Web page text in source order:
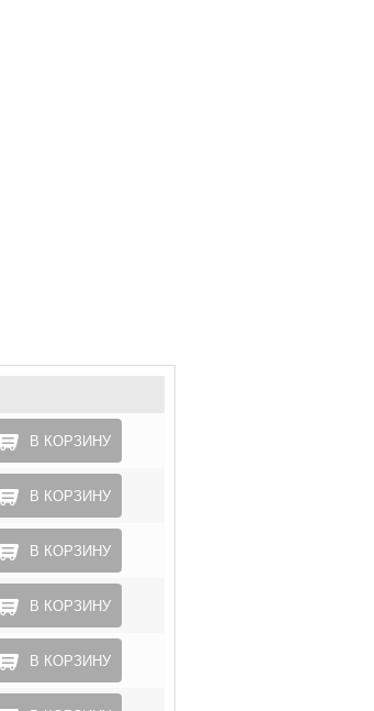
В КОРЗИНУ
В КОРЗИНУ
В КОРЗИНУ
В КОРЗИНУ
В КОРЗИНУ